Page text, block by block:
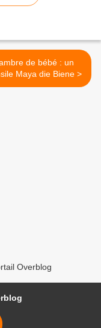
de bébé : un
ustensile Maya die Biene >
Overblog